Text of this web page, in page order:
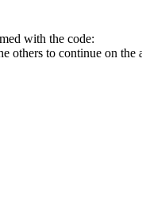
with the code:
others to continue on the